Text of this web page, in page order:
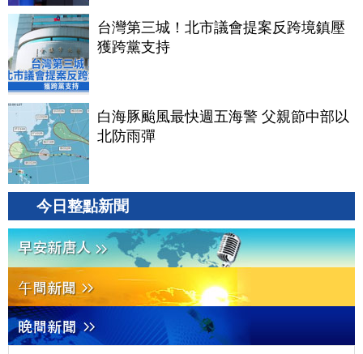
台灣第三城！北市議會提案反跨境鎮壓
獲跨黨支持
白海豚颱風最快週五海警 父親節中部以
北防雨彈
今日整點新聞